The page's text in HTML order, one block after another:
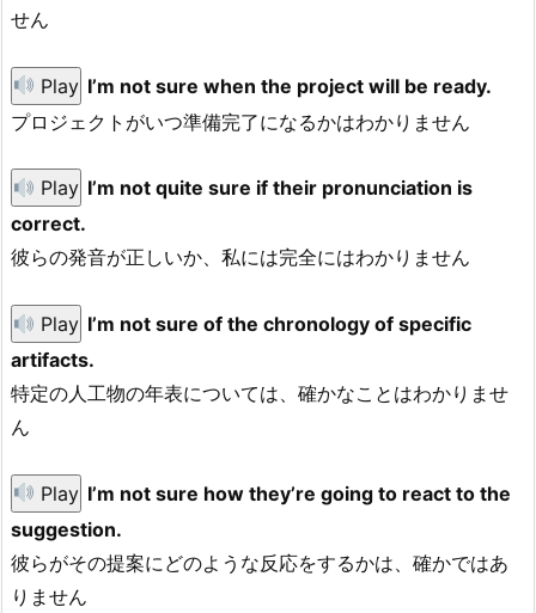
せん
Play I’m not sure when the project will be ready.
プロジェクトがいつ準備完了になるかはわかりません
Play I’m not quite sure if their pronunciation is
correct.
彼らの発音が正しいか、私には完全にはわかりません
Play I’m not sure of the chronology of specific
artifacts.
特定の人工物の年表については、確かなことはわかりませ
ん
Play I’m not sure how they’re going to react to the
suggestion.
彼らがその提案にどのような反応をするかは、確かではあ
りません